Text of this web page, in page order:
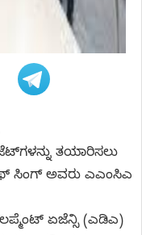
ತಯಾರಿಸಲು
ಸಿಂಗ್ ಅವರು ಎಎಂಸಿಎ
ಏಜೆನ್ಸಿ (ಎಡಿಎ)